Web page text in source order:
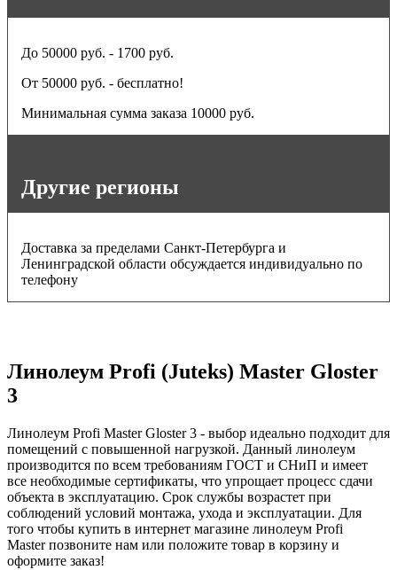
До 50000 руб. - 1700 руб.
От 50000 руб. - бесплатно!
Минимальная сумма заказа 10000 руб.
Другие регионы
Доставка за пределами Санкт-Петербурга и
Ленинградской области обсуждается индивидуально по
телефону
Линолеум Profi (Juteks) Master Gloster
3
Линолеум Profi Master Gloster 3 - выбор идеально подходит для
помещений с повышенной нагрузкой. Данный линолеум
производится по всем требованиям ГОСТ и СНиП и имеет
все необходимые сертификаты, что упрощает процесс сдачи
объекта в эксплуатацию. Срок службы возрастет при
соблюдений условий монтажа, ухода и эксплуатации. Для
того чтобы купить в интернет магазине линолеум Profi
Master позвоните нам или положите товар в корзину и
оформите заказ!